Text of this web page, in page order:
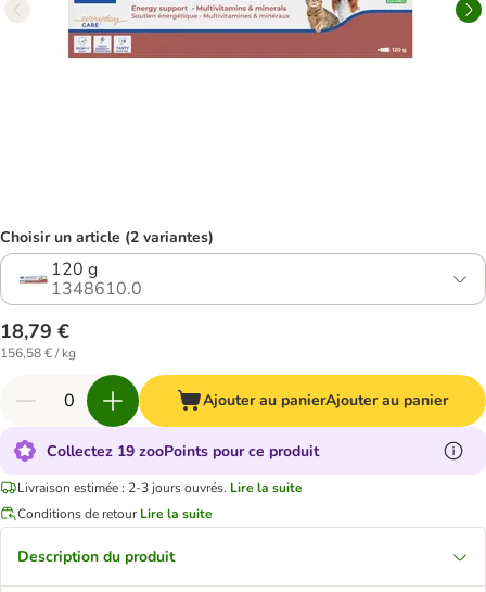
Choisir un article (2 variantes)
120 g
1348610.0
18,79 €
156,58 € / kg
Ajouter au panierAjouter au panier
Collectez 19 zooPoints pour ce produit
Livraison estimée : 2-3 jours ouvrés. Lire la suite
Conditions de retour Lire la suite
Description du produit